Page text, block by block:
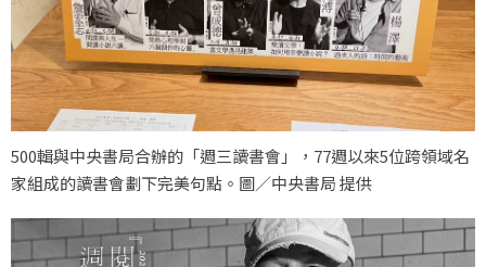
500輯與中央書局合辦的「週三讀書會」，77週以來5位跨領域名
家組成的讀書會劃下完美句點。圖／中央書局 提供